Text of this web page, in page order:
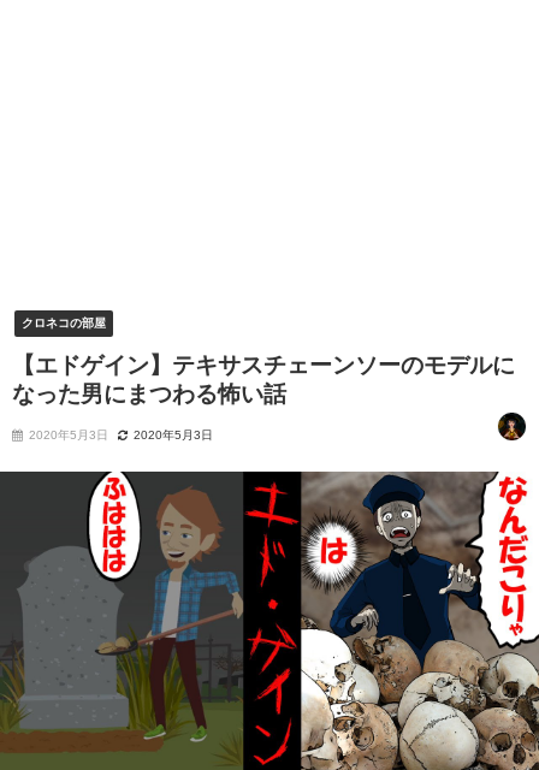
クロネコの部屋
【エドゲイン】テキサスチェーンソーのモデルに
なった男にまつわる怖い話
2020年5月3日 2020年5月3日